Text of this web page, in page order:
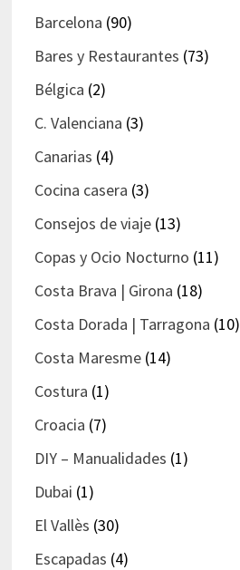
Barcelona (90)
Bares y Restaurantes (73)
Bélgica (2)
C. Valenciana (3)
Canarias (4)
Cocina casera (3)
Consejos de viaje(13)
Copas y Ocio Nocturno (11)
Costa Brava | Girona (18)
Costa Dorada | Tarragona (10)
Costa Maresme(14)
Costura (1)
Croacia (7)
DIY – Manualidades (1)
Dubai (1)
El Vallès (30)
Escapadas (4)